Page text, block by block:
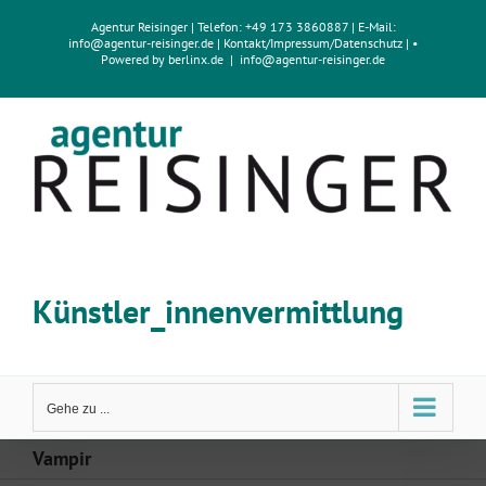
Agentur Reisinger| Telefon: +49 173 3860887 | E-Mail:
info@agentur-reisinger.de | Kontakt/Impressum/Datenschutz | •
Powered by berlinx.de | info@agentur-reisinger.de
Künstler_innenvermittlung
Gehe zu ...
Vampir